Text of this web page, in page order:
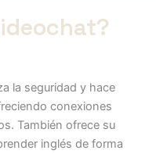
la seguridad y hace
conexiones
También ofrece su
inglés de forma